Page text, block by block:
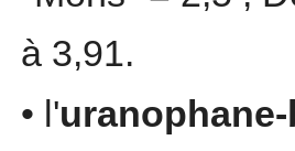
à 3,91.
• l'